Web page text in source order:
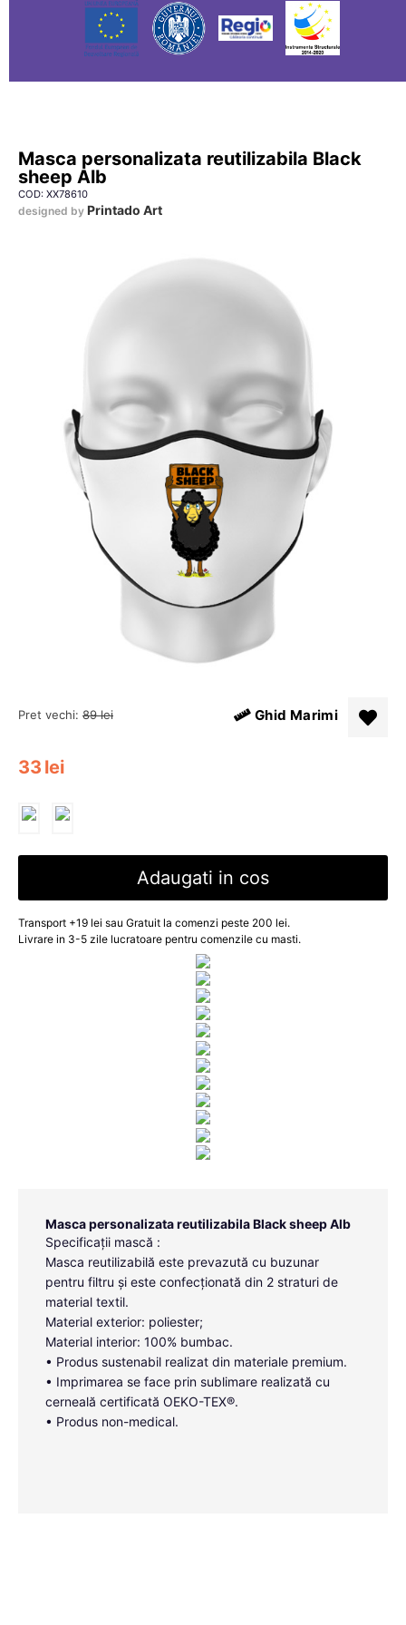
Masca personalizata reutilizabila Black
sheep Alb
COD: XX78610
designed by Printado Art
Pret vechi: 89 lei
33 lei
Ghid Marimi
Adaugati in cos
Transport +19 lei sau Gratuit la comenzi peste 200 lei.
Livrare in 3-5 zile lucratoare pentru comenzile cu masti.
Masca personalizata reutilizabila Black sheep Alb
Specificații mască :
Masca reutilizabilă este prevazută cu buzunar
pentru filtru și este confecționată din 2 straturi de
material textil.
Material exterior: poliester;
Material interior: 100% bumbac.
• Produs sustenabil realizat din materiale premium.
• Imprimarea se face prin sublimare realizată cu
cerneală certificată OEKO-TEX®.
• Produs non-medical.